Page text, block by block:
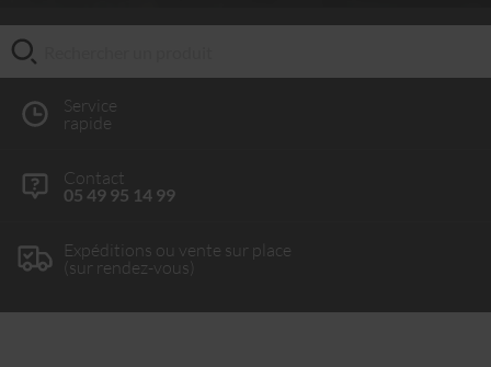
Service
rapide
Contact
05 49 95 14 99
Expéditions ou vente sur place
(sur rendez-vous)